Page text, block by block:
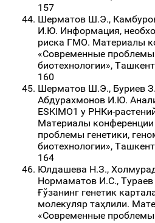
157
Шерматов Ш.Э.,
И.Ю. Информация,
риска ГМО. Материалы
«Современные проблемы
биотехнологии»,
160
Шерматов Ш.Э., Буриев
Абдурахмонов И.Ю.
ESKIMO1 у РНКи-
Материалы
проблемы генетики,
биотехнологии»,
164
Юлдашева Н.З.,
Нормаматов И.С.,
Ғўзанинг генетик
молекуляр таҳлили.
«Современные проблемы